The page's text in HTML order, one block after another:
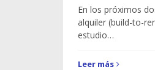
En los próximos
alquiler (build-to-
estudio…
Leer más